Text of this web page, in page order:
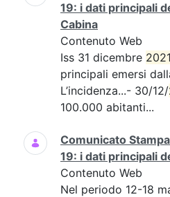
19: i dati principali
Cabina
Contenuto Web
Iss 31 dicembre 2021
principali emersi
L’incidenza...- 30/12/
100.000 abitanti...
Comunicato
19: i dati principali
Contenuto Web
Nel periodo 12-18